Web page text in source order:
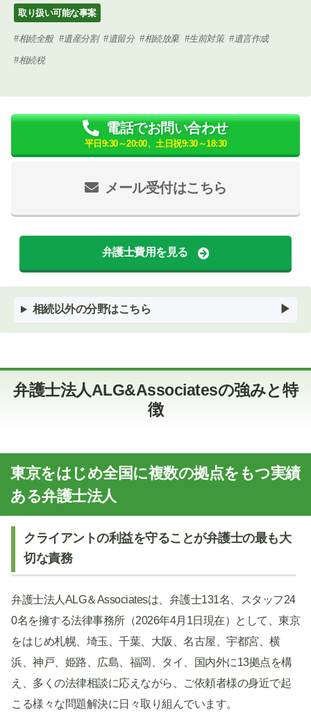
取り扱い可能な事案
相続全般 遺産分割 遺留分 相続放棄 生前対策 遺言作成
相続税
メール受付はこちら
電話でお問い合わせ
平日9:30～20:00、土日祝9:30～18:30
弁護士費用を見る
相続以外の分野はこちら
弁護士法人ALG&Associatesの強みと特
徴
東京をはじめ全国に複数の拠点をもつ実績
ある弁護士法人
クライアントの利益を守ることが弁護士の最も大
切な責務
弁護士法人ALG＆Associatesは、弁護士131名、スタッフ24
0名を擁する法律事務所（2026年4月1日現在）として、東京
をはじめ札幌、埼玉、千葉、大阪、名古屋、宇都宮、横
浜、神戸、姫路、広島、福岡、タイ、国内外に13拠点を構
え、多くの法律相談に応えながら、ご依頼者様の身近で起
こる様々な問題解決に日々取り組んでいます。